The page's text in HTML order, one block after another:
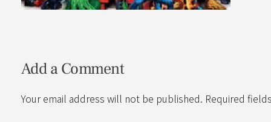
Add a Comment
Your email address will not be published. Required